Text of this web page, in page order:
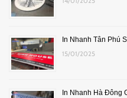
In Nhanh Tân Phú
15/01/2025
In Nhanh Hà Đông